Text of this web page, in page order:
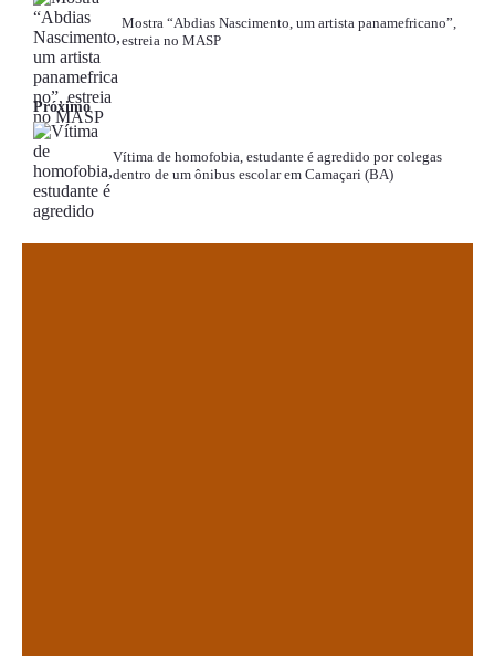
Mostra “Abdias Nascimento, um artista panamefricano”,
estreia no MASP
Próximo
Vítima de homofobia, estudante é agredido por colegas
dentro de um ônibus escolar em Camaçari (BA)